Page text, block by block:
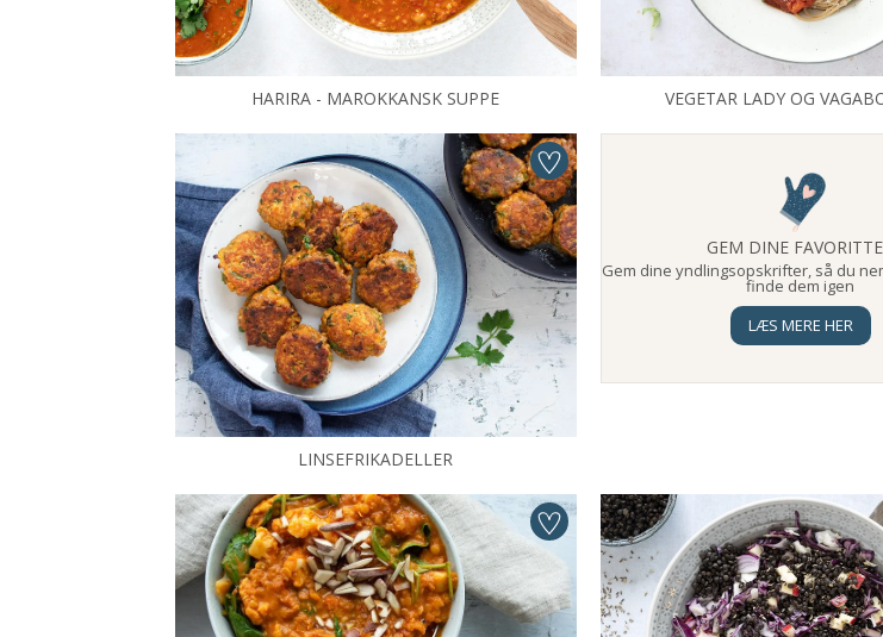
HARIRA - MAROKKANSK SUPPE VEGETAR LADY OG
LINSEFRIKADELLER
GEM DINE
Gem dine yndlingsopskrifter, så du
finde dem igen
LÆS MERE HER